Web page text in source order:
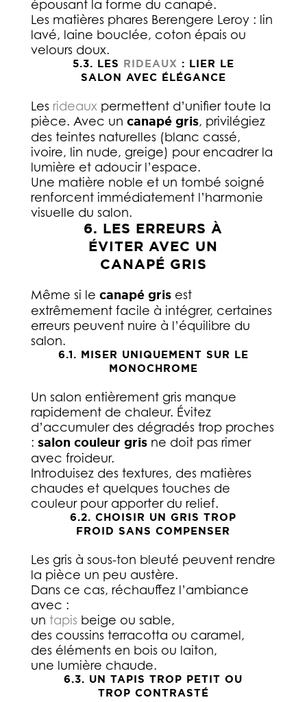
épousant la forme du canapé.
Les matières phares Berengere Leroy : lin
lavé, laine bouclée, coton épais ou
velours doux.
5.3. LES RIDEAUX : LIER LE
SALON AVEC ÉLÉGANCE
Les rideaux permettent d’unifier toute la
pièce. Avec un canapé gris, privilégiez
des teintes naturelles (blanc cassé,
ivoire, lin nude, greige) pour encadrer la
lumière et adoucir l’espace.
Une matière noble et un tombé soigné
renforcent immédiatement l’harmonie
visuelle du salon.
6. LES ERREURS À
ÉVITER AVEC UN
CANAPÉ GRIS
Même si le canapé grisest
extrêmement facile à intégrer, certaines
erreurs peuvent nuire à l’équilibre du
salon.
6.1. MISER UNIQUEMENT SUR LE
MONOCHROME
Un salon entièrement gris manque
rapidement de chaleur. Évitez
d’accumuler des dégradés trop proches
: salon couleur grisne doit pas rimer
avec froideur.
Introduisez des textures, des matières
chaudes et quelques touches de
couleur pour apporter du relief.
6.2. CHOISIR UN GRIS TROP
FROID SANS COMPENSER
Les gris à sous-ton bleuté peuvent rendre
la pièce un peu austère.
Dans ce cas, réchauffez l’ambiance
avec :
un tapis beige ou sable,
des coussins terracotta ou caramel,
des éléments en bois ou laiton,
une lumière chaude.
6.3. UN TAPIS TROP PETIT OU
TROP CONTRASTÉ